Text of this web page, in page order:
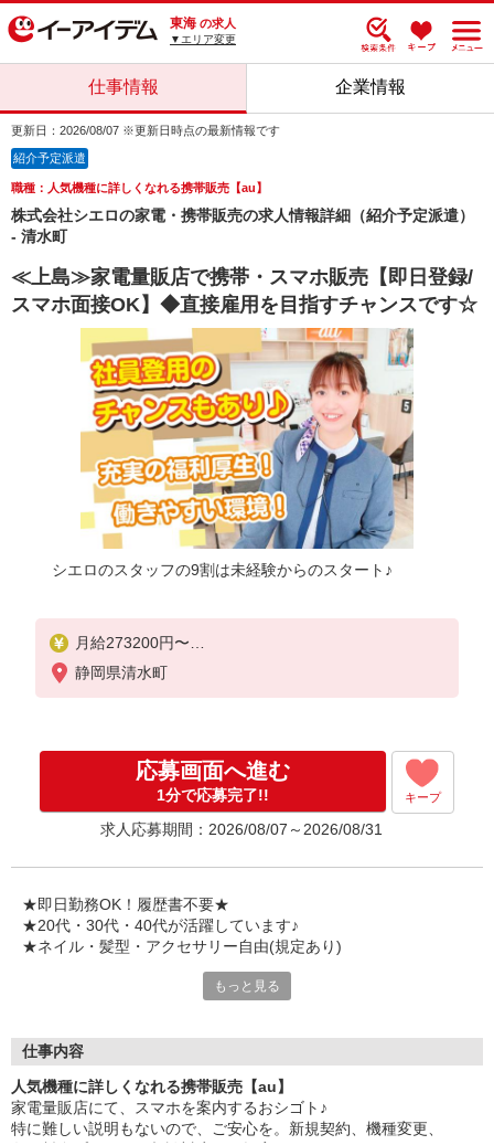
東海 の求人
▼エリア変更
仕事情報 企業情報
更新日：2026/08/07 ※更新日時点の最新情報です
紹介予定派遣
職種：人気機種に詳しくなれる携帯販売【au】
株式会社シエロの家電・携帯販売の求人情報詳細（紹介予定派遣）
- 清水町
≪上島≫家電量販店で携帯・スマホ販売【即日登録/
スマホ面接OK】◆直接雇用を目指すチャンスです☆
シエロのスタッフの9割は未経験からのスタート♪
月給273200円〜
※残業手当別途支給
※研修期間6か月・時給1550円
゜+゜・。○。・゜+゜・。○。・゜+゜
入社祝い金10万円支給(規定有)
お友達を紹介頂くと,
インセンティブ支給(規定有)
静岡県清水町
応募画面へ進む
1分で応募完了!! キープ
求人応募期間：2026/08/07～2026/08/31
★即日勤務OK！履歴書不要★
★20代・30代・40代が活躍しています♪
★ネイル・髪型・アクセサリー自由(規定あり)
シエロのスタッフは9割が未経験スタート。
ずっと先まで役に立ちます！
丁寧な研修もあるので、
みなさんから働きやすいと好評です♪
最新アプリ事情やお得なプラン、
もっと見る
仕事内容
人気機種に詳しくなれる携帯販売【au】
家電量販店にて、スマホを案内するおシゴト♪
特に難しい説明もないので、ご安心を。新規契約、機種変更、